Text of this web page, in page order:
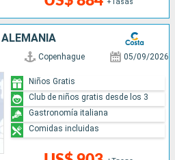
+Tasas
ALEMANIA
Copenhague 05/09/2026
Niños Gratis
Club de niños gratis desde los 3
Gastronomía italiana
Comidas incluidas